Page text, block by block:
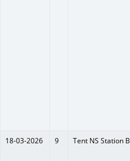
18-03-2026 9 Tent NS Station B